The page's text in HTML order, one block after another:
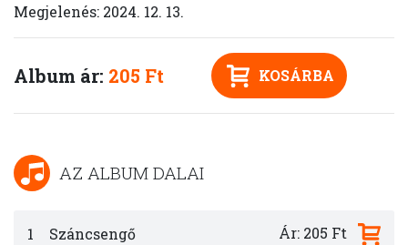
Megjelenés: 2024. 12. 13.
Album ár: 205 Ft KOSÁRBA
AZ ALBUM DALAI
1 Száncsengő Ár: 205 Ft